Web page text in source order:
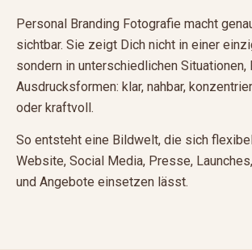
Personal Branding Fotografie macht
sichtbar. Sie zeigt Dich nicht in einer
sondern in unterschiedlichen Situationen,
Ausdrucksformen: klar, nahbar,
oder kraftvoll.
So entsteht eine Bildwelt, die sich
Website, Social Media, Presse,
und Angebote einsetzen lässt.